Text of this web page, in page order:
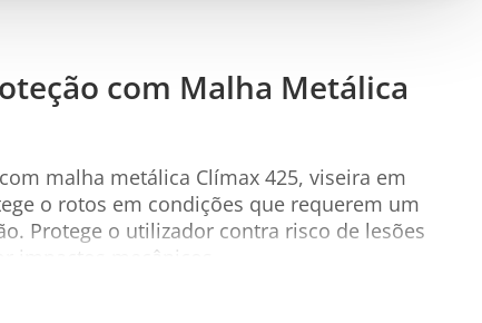
com Malha Metálica
malha metálica Clímax 425, viseira em
o rotos em condições que requerem um
Protege o utilizador contra risco de lesões
impactos mecânicos.
de manutenção de áreas verdes, poda,